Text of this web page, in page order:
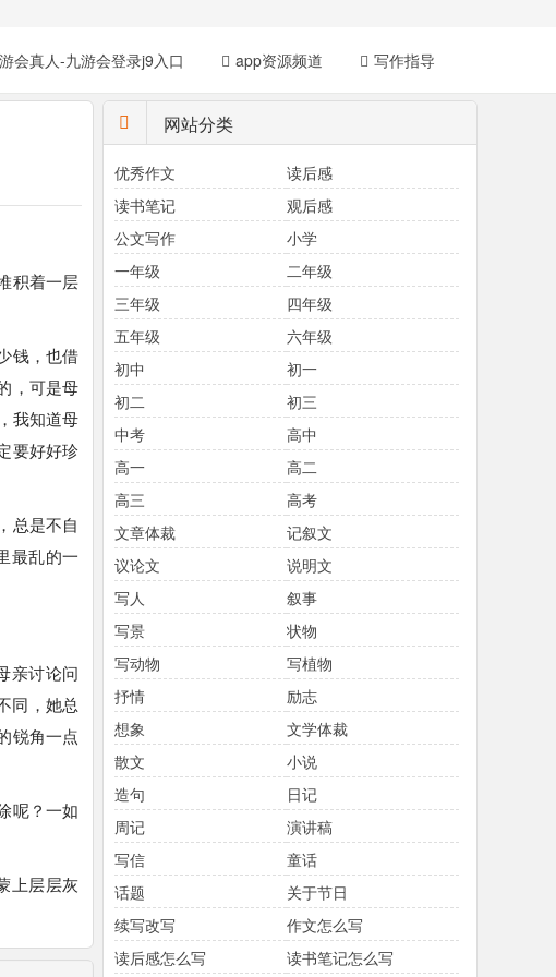
会真人-九游会登录j9入口 app资源频道 写作指导
积着一层
钱，也借
，可是母
我知道母
要好好珍
总是不自
最乱的一
亲讨论问
同，她总
锐角一点
呢？一如
上层层灰
网站分类
优秀作文
读后感
读书笔记
观后感
公文写作
小学
一年级
二年级
三年级
四年级
五年级
六年级
初中
初一
初二
初三
中考
高中
高一
高二
高三
高考
文章体裁
记叙文
议论文
说明文
写人
叙事
写景
状物
写动物
写植物
抒情
励志
想象
文学体裁
散文
小说
造句
日记
周记
演讲稿
写信
童话
话题
关于节日
续写改写
作文怎么写
读后感怎么写
读书笔记怎么写